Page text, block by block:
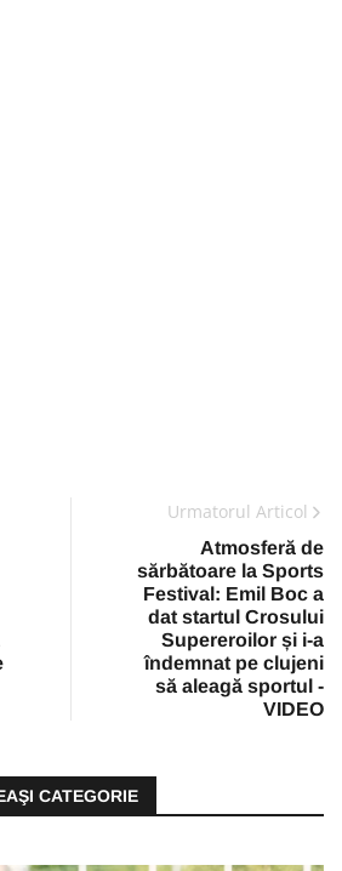
Urmatorul Articol
Atmosferă de
sărbătoare la Sports
Festival: Emil Boc a
dat startul Crosului
Supereroilor și i-a
îndemnat pe clujeni
să aleagă sportul -
VIDEO
CATEGORIE